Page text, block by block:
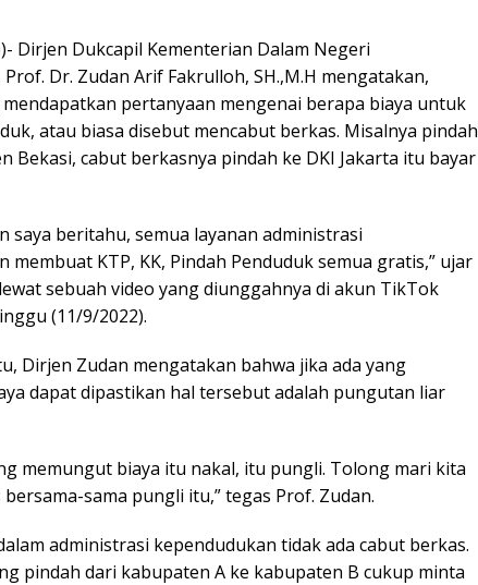
Dirjen Dukcapil Kementerian Dalam Negeri
Dr. Zudan Arif Fakrulloh, SH.,M.H mengatakan,
pertanyaan mengenai berapa biaya untuk
atau biasa disebut mencabut berkas. Misalnya pindah
Bekasi, cabut berkasnya pindah ke DKI Jakarta itu bayar
saya beritahu, semua layanan administrasi
membuat KTP, KK, Pindah Penduduk semua gratis,” ujar
sebuah video yang diunggahnya di akun TikTok
(11/9/2022).
Dirjen Zudan mengatakan bahwa jika ada yang
dapat dipastikan hal tersebut adalah pungutan liar
memungut biaya itu nakal, itu pungli. Tolong mari kita
sama pungli itu,” tegas Prof. Zudan.
administrasi kependudukan tidak ada cabut berkas.
pindah dari kabupaten A ke kabupaten B cukup minta